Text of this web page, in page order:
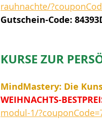
rauhnachte/
Gutschein-Code:
KURSE ZUR
MindMastery: Die
WEIHNACHTS-
modul-1/